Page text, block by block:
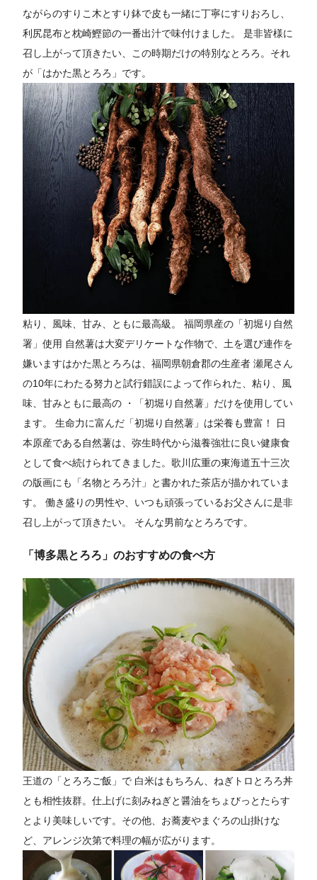
ながらのすりこ木とすり鉢で皮も一緒に丁寧にすりおろし、
利尻昆布と枕崎鰹節の一番出汁で味付けました。 是非皆様に
召し上がって頂きたい、この時期だけの特別なとろろ。それ
が「はかた黒とろろ」です。
粘り、風味、甘み、ともに最高級。 福岡県産の「初堀り自然
署」使用 自然薯は大変デリケートな作物で、土を選び連作を
嫌いますはかた黒とろろは、福岡県朝倉郡の生産者 瀬尾さん
の10年にわたる努力と試行錯誤によって作られた、粘り、風
味、甘みともに最高の ・「初堀り自然薯」だけを使用してい
ます。 生命力に富んだ「初堀り自然薯」は栄養も豊富！ 日
本原産である自然薯は、弥生時代から滋養強壮に良い健康食
として食べ続けられてきました。歌川広重の東海道五十三次
の版画にも「名物とろろ汁」と書かれた茶店が描かれていま
す。 働き盛りの男性や、いつも頑張っているお父さんに是非
召し上がって頂きたい。 そんな男前なとろろです。
「博多黒とろろ」のおすすめの食べ方
王道の「とろろご飯」で 白米はもちろん、ねぎトロとろろ丼
とも相性抜群。仕上げに刻みねぎと醤油をちょびっとたらす
とより美味しいです。その他、お蕎麦やまぐろの山掛けな
ど、アレンジ次第で料理の幅が広がります。